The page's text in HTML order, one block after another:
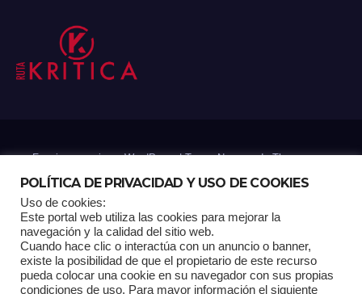
Funciona gracias a WordPress|Tema: Newsup deThemeansar
Home Análisis Carrito RK Contactos Documental Gracias !
POLÍTICA DE PRIVACIDAD Y USO DE COOKIES
Uso de cookies:
Este portal web utiliza las cookies para mejorar la
navegación y la calidad del sitio web.
Cuando hace clic o interactúa con un anuncio o banner,
existe la posibilidad de que el propietario de este recurso
pueda colocar una cookie en su navegador con sus propias
condiciones de uso. Para mayor información el siguiente